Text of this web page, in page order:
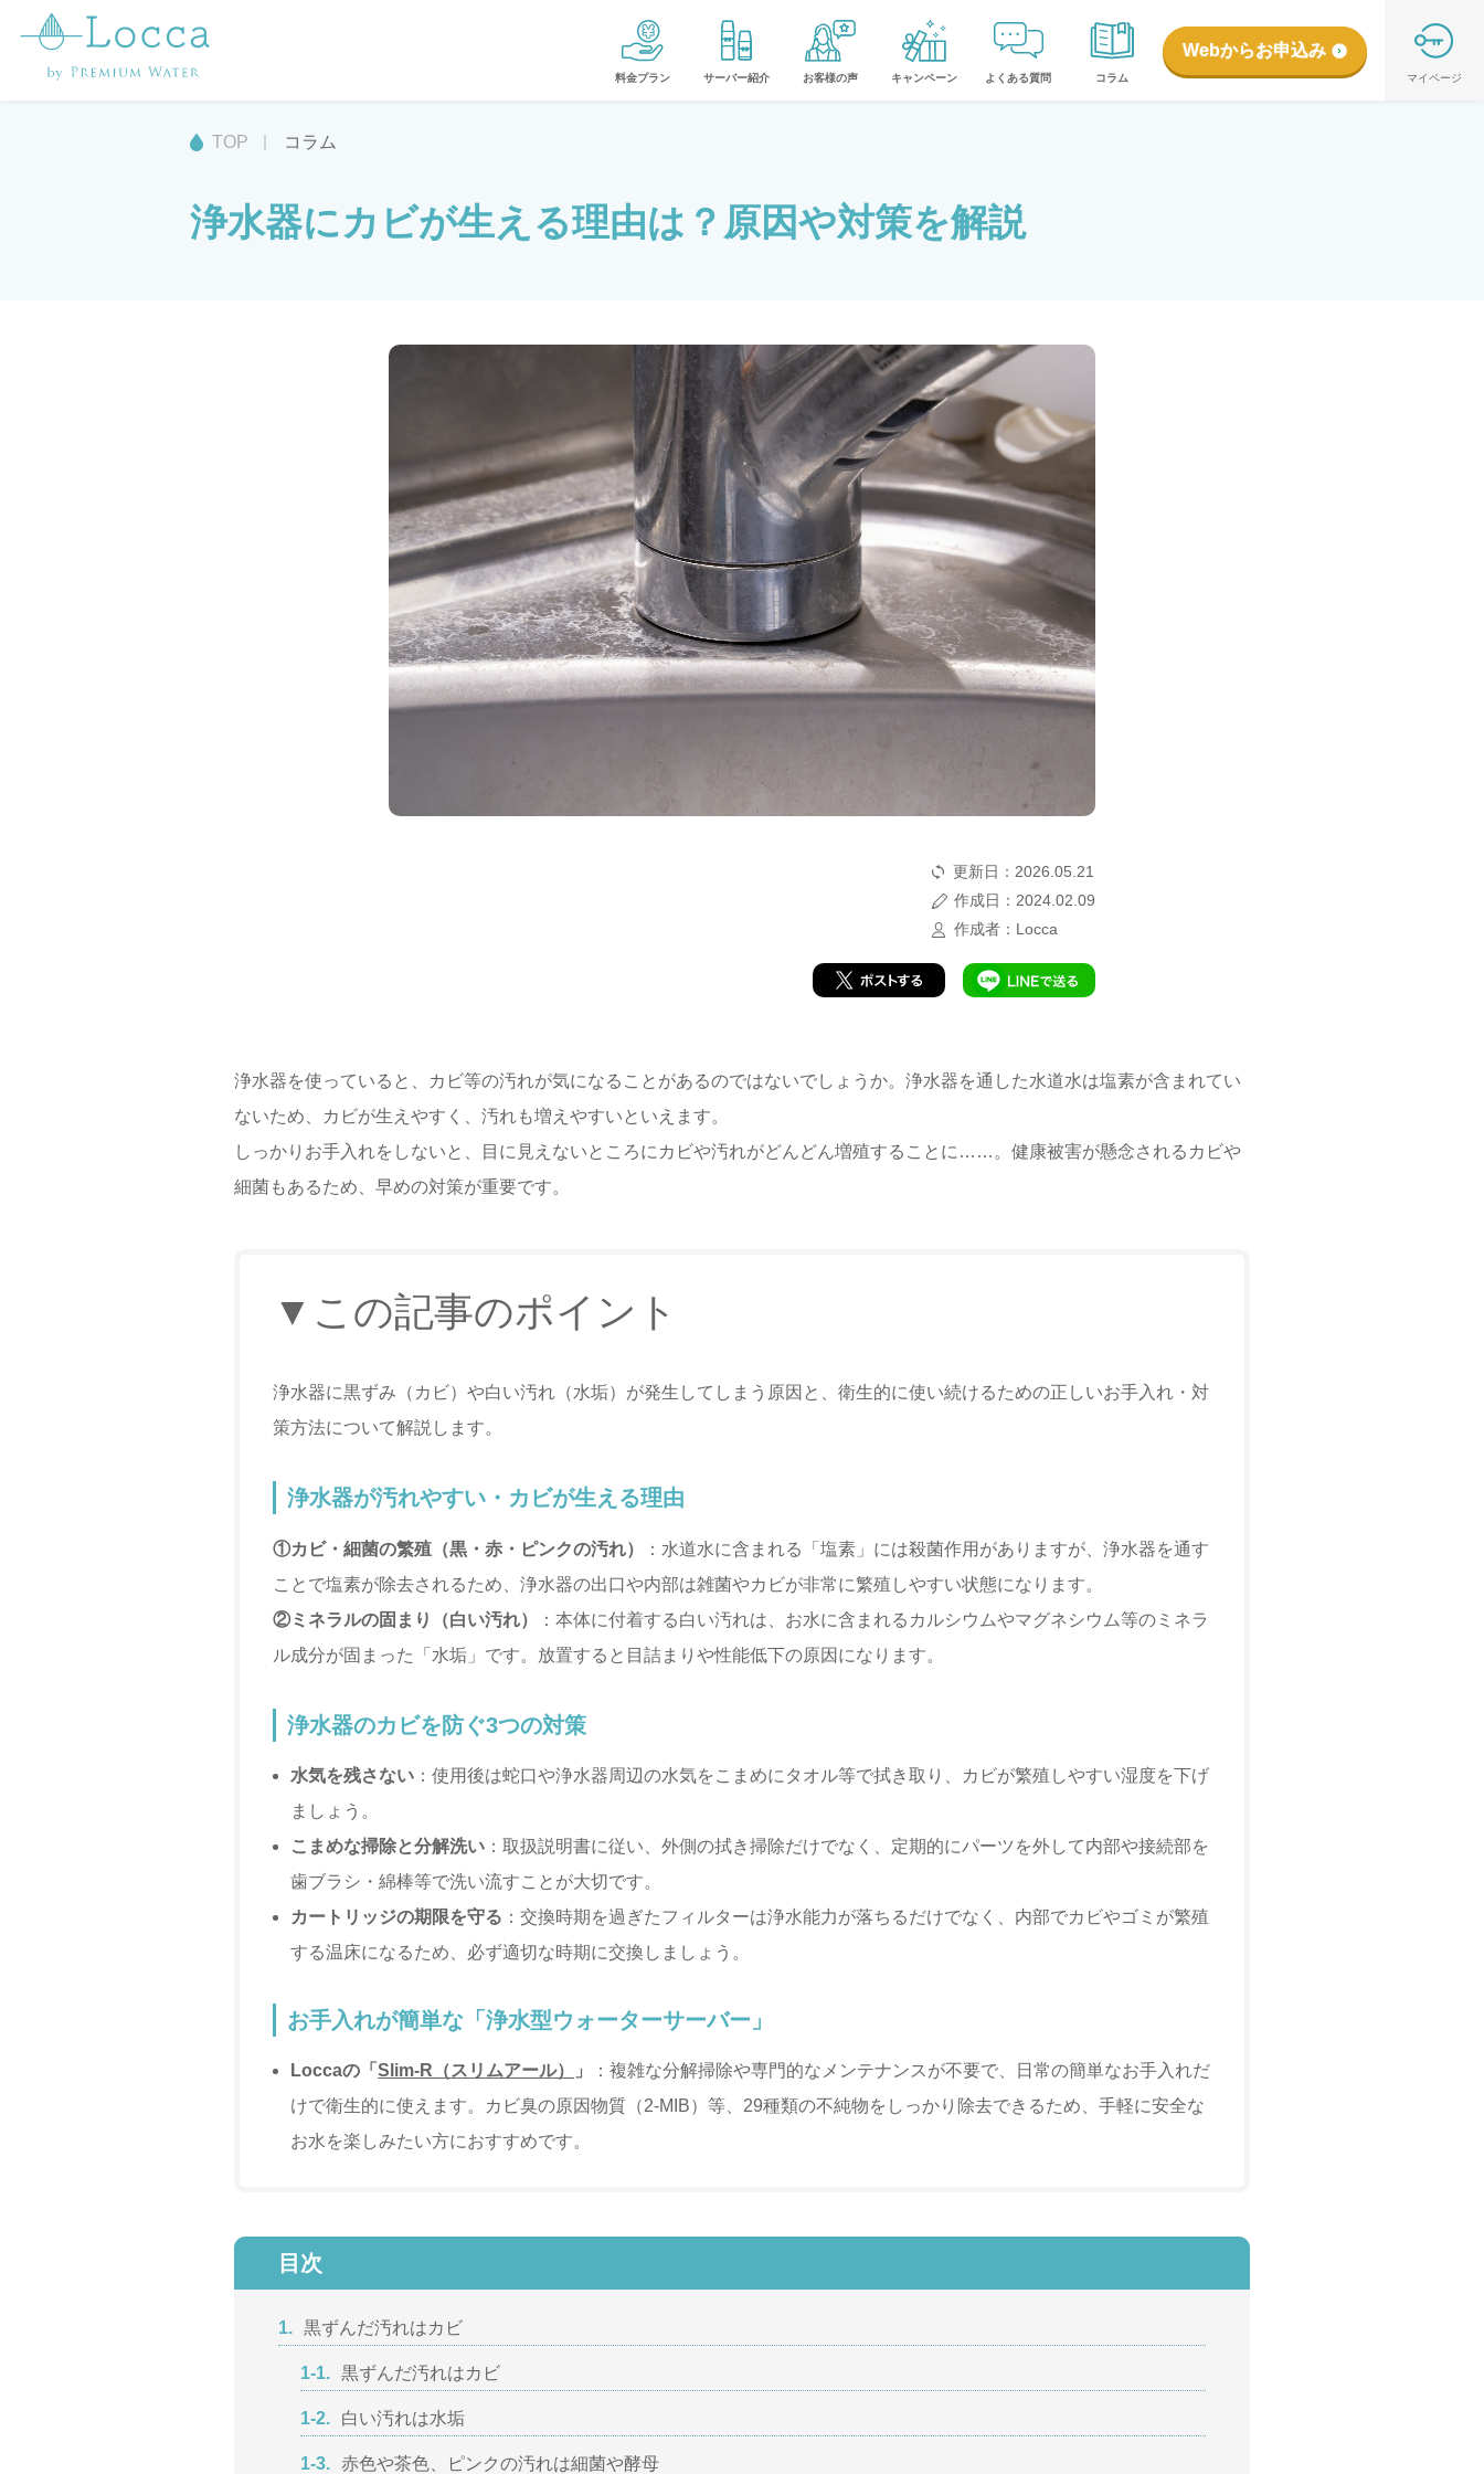
料金プラン サーバー紹介 お客様の声 キャンペーン よくある質問 コラム
Webからお申込み
マイページ
TOP コラム
浄水器にカビが生える理由は？原因や対策を解説
更新日：2026.05.21
作成日：2024.02.09
作成者：Locca
浄水器を使っていると、カビ等の汚れが気になることがあるのではないでしょうか。浄水器を通した水道水は塩素が含まれてい
ないため、カビが生えやすく、汚れも増えやすいといえます。
しっかりお手入れをしないと、目に見えないところにカビや汚れがどんどん増殖することに……。健康被害が懸念されるカビや
細菌もあるため、早めの対策が重要です。
▼この記事のポイント
浄水器に黒ずみ（カビ）や白い汚れ（水垢）が発生してしまう原因と、衛生的に使い続けるための正しいお手入れ・対
策方法について解説します。
浄水器が汚れやすい・カビが生える理由
①カビ・細菌の繁殖（黒・赤・ピンクの汚れ）
：水道水に含まれる「塩素」には殺菌作用がありますが、浄水器を通す
ことで塩素が除去されるため、浄水器の出口や内部は雑菌やカビが非常に繁殖しやすい状態になります。
②ミネラルの固まり（白い汚れ）
：本体に付着する白い汚れは、お水に含まれるカルシウムやマグネシウム等のミネラ
ル成分が固まった「水垢」です。放置すると目詰まりや性能低下の原因になります。
浄水器のカビを防ぐ3つの対策
水気を残さない ：使用後は蛇口や浄水器周辺の水気をこまめにタオル等で拭き取り、カビが繁殖しやすい湿度を下げ
ましょう。
こまめな掃除と分解洗い ：取扱説明書に従い、外側の拭き掃除だけでなく、定期的にパーツを外して内部や接続部を
歯ブラシ・綿棒等で洗い流すことが大切です。
カートリッジの期限を守る ：交換時期を過ぎたフィルターは浄水能力が落ちるだけでなく、内部でカビやゴミが繁殖
する温床になるため、必ず適切な時期に交換しましょう。
お手入れが簡単な「浄水型ウォーターサーバー」
Loccaの「 Slim-R（スリムアール） 」
：複雑な分解掃除や専門的なメンテナンスが不要で、日常の簡単なお手入れだ
けで衛生的に使えます。カビ臭の原因物質（2-MIB）等、29種類の不純物をしっかり除去できるため、手軽に安全な
お水を楽しみたい方におすすめです。
目次
1. 黒ずんだ汚れはカビ
1-1. 黒ずんだ汚れはカビ
1-2. 白い汚れは水垢
1-3. 赤色や茶色、ピンクの汚れは細菌や酵母